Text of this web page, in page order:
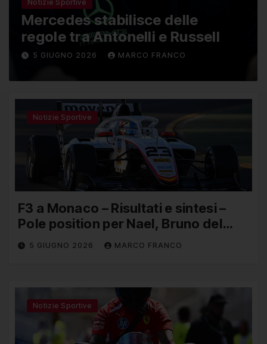
Notizie Sportive
Mercedes stabilisce delle
regole tra Antonelli e Russell
5 GIUGNO 2026 MARCO FRANCO
Notizie Sportive
F3 a Monaco – Risultati e sintesi –
Pole position per Nael, Bruno del
Pino ottavo
5 GIUGNO 2026 MARCO FRANCO
Notizie Sportive